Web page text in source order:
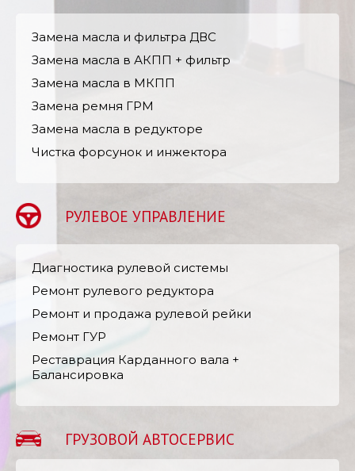
Замена масла и фильтра ДВС
Замена масла в АКПП + фильтр
Замена масла в МКПП
Замена ремня ГРМ
Замена масла в редукторе
Чистка форсунок и инжектора
РУЛЕВОЕ УПРАВЛЕНИЕ
Диагностика рулевой системы
Ремонт рулевого редуктора
Ремонт и продажа рулевой рейки
Ремонт ГУР
Реставрация Карданного вала +
Балансировка
ГРУЗОВОЙ АВТОСЕРВИС